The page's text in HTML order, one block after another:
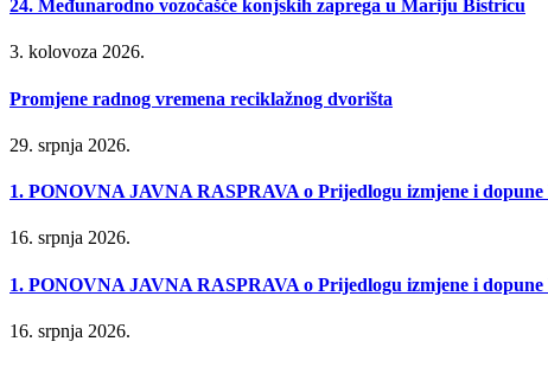
24. Međunarodno vozočašće konjskih zaprega u Mariju Bistricu
3. kolovoza 2026.
Promjene radnog vremena reciklažnog dvorišta
29. srpnja 2026.
1. PONOVNA JAVNA RASPRAVA o Prijedlogu izmjene i
16. srpnja 2026.
1. PONOVNA JAVNA RASPRAVA o Prijedlogu izmjene i
16. srpnja 2026.